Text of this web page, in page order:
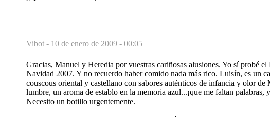
Vibot - 10 de enero de 2009 - 00:05
Gracias, Manuel y Heredia por vuestras cariñosas alusiones. Yo sí probé
Navidad 2007. Y no recuerdo haber comido nada más rico. Luisín, es un
couscous oriental y castellano con sabores auténticos de infancia y olor
lumbre, un aroma de establo en la memoria azul...¡que me faltan palabras,
Necesito un botillo urgentemente.